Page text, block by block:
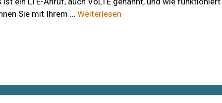
Sie mit Ihrem … Weiterlesen